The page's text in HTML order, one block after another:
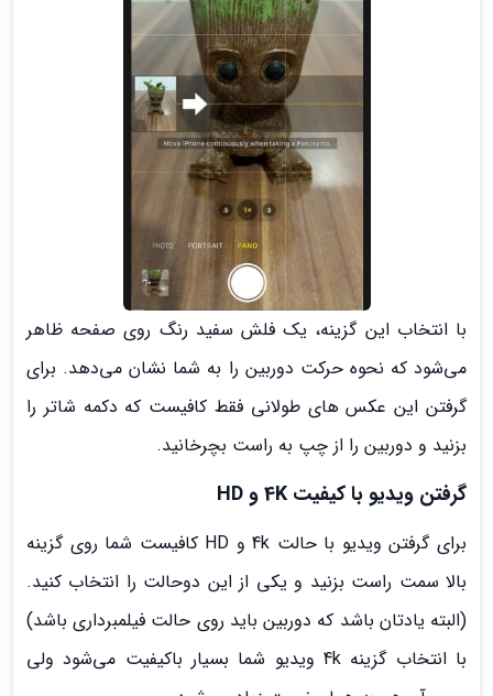
با انتخاب این گزینه، یک فلش سفید رنگ روی صفحه ظاهر
می‌شود که نحوه حرکت دوربین را به شما نشان می‌دهد. برای
گرفتن این عکس های طولانی فقط کافیست که دکمه شاتر را
بزنید و دوربین را از چپ به راست بچرخانید.
گرفتن ویدیو با کیفیت 4K و HD
برای گرفتن ویدیو با حالت 4k و HD کافیست شما روی گزینه
بالا سمت راست بزنید و یکی از این دوحالت را انتخاب کنید.
(البته یادتان باشد که دوربین باید روی حالت فیلمبرداری باشد)
با انتخاب گزینه 4k ویدیو شما بسیار باکیفیت می‌شود ولی